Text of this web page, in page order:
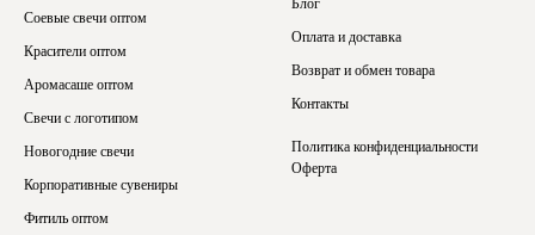
Соевые свечи оптом
Красители оптом
Аромасаше оптом
Свечи с логотипом
Новогодние свечи
Корпоративные сувениры
Фитиль оптом
Оплата и доставка
Возврат и обмен товара
Контакты
Политика конфиденциальности
Оферта